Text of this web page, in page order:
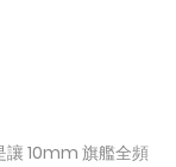
讓 10mm 旗艦全頻